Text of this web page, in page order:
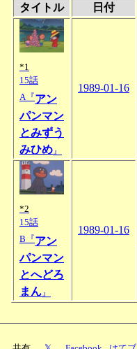
タイトル 日付
*1
15話
A『アン
パンマン
とみずう
みひめ 』
1989-01-16
*2
15話
B『アン
パンマン
とへどろ
まん 』
1989-01-16